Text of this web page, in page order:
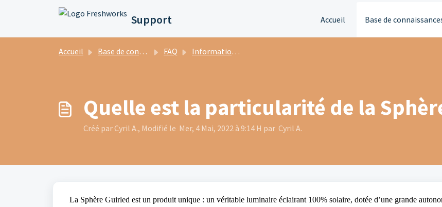
Passer au contenu principal
Support Accueil Base de
Accueil Base de connaissances FAQ Informations générales
Quelle est la particularité de la
Créé par Cyril A., Modifié le Mer, 4 Mai, 2022 à 9:14 H par Cyril A.
La Sphère Guirled est un produit unique : un véritable luminaire éclairant 100% solaire, dotée d’une grande